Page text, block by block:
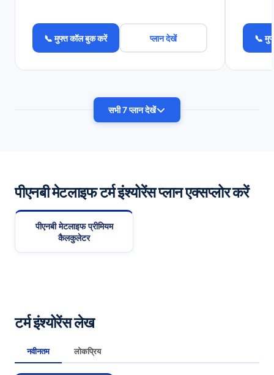
📞 मुफ्त कॉल बुक करें प्लान देखें 📞
सभी 7 प्लान देखें
पीएनबी मेटलाइफ टर्म इंश्योरेंस प्लान एक्सप्लोर करें
पीएनबी मेटलाइफ प्रीमियम
कैलकुलेटर
टर्म इंश्योरेंस लेख
नवीनतम लोकप्रिय